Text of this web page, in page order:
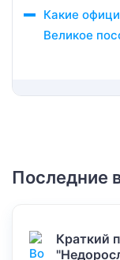
Какие
Великое
Последние
Краткий